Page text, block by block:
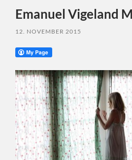
Emanuel Vigeland
12. NOVEMBER 2015